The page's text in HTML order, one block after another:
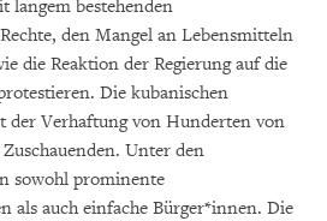
langem bestehenden
den Mangel an Lebensmitteln
die Reaktion der Regierung auf die
Die kubanischen
der Verhaftung von Hunderten von
Unter den
sowohl prominente
als auch einfache Bürger*innen. Die